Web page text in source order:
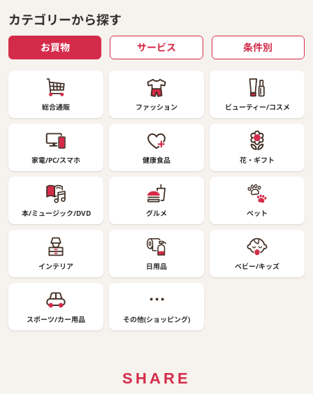
カテゴリーから探す
お買物 サービス 条件別
総合通販 ファッション ビューティー/コスメ
家電/PC/スマホ 健康食品 花・ギフト
本/ミュージック/DVD グルメ ペット
インテリア 日用品 ベビー/キッズ
スポーツ/カー用品 その他(ショッピング)
SHARE